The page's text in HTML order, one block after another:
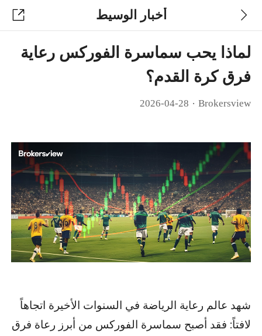
أخبار الوسيط
لماذا يحب سماسرة الفوركس رعاية
فرق كرة القدم؟
Brokersview
·
2026-04-28
شهد عالم رعاية الرياضة في السنوات الأخيرة اتجاهاً
لافتاً: فقد أصبح سماسرة الفوركس من أبرز رعاة فرق